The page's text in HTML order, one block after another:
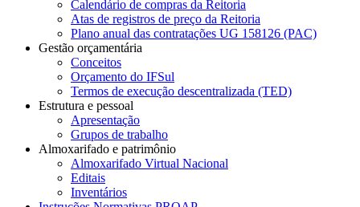
Calendário de compras da Reitoria
Atas de registros de preço da Reitoria
Plano anual das contratações UG 158126 (PAC)
Gestão orçamentária
Conceitos
Orçamento do IFSul
Termos de execução descentralizada (TED)
Estrutura e pessoal
Apresentação
Grupos de trabalho
Almoxarifado e patrimônio
Almoxarifado Virtual Nacional
Editais
Inventários